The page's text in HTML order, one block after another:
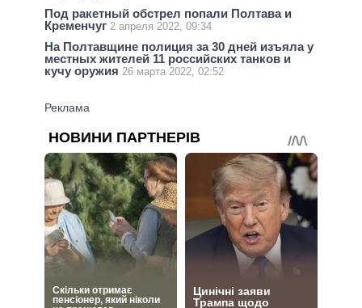
Под ракетный обстрел попали Полтава и
Кременчуг 2 апреля 2022, 09:34
На Полтавщине полиция за 30 дней изъяла у
местных жителей 11 российских танков и
кучу оружия 26 марта 2022, 02:52